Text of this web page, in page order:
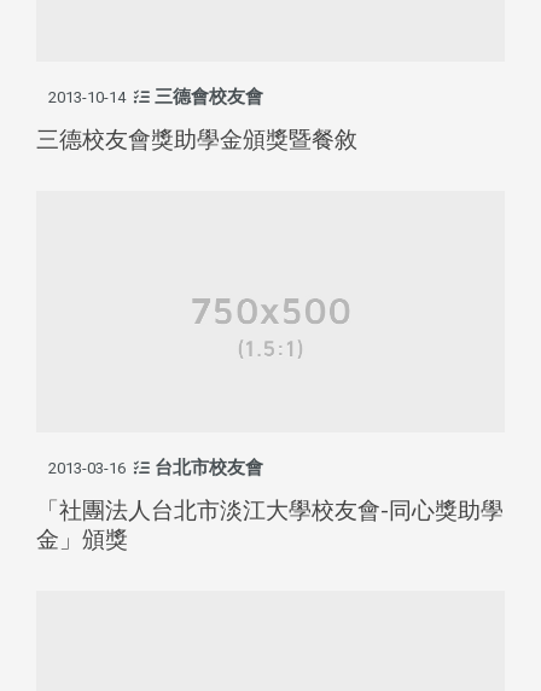
2013-10-14 三德會校友會
三德校友會獎助學金頒獎暨餐敘
2013-03-16 台北市校友會
「社團法人台北市淡江大學校友會-同心獎助學
金」頒獎